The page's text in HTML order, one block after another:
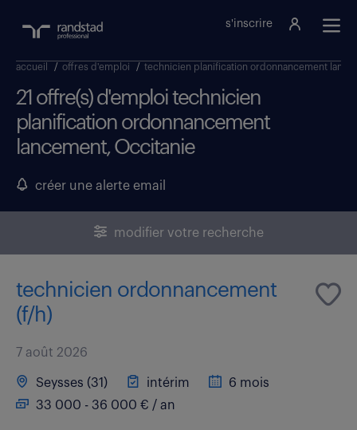
s'inscrire
accueil / offres d'emploi / technicien planification ordonnancement
21 offre(s) d'emploi technicien
planification ordonnancement
lancement, Occitanie
créer une alerte email
modifier votre recherche
technicien ordonnancement
(f/h)
7 août 2026
Seysses (31) intérim
6 mois
33 000 - 36 000 € / an